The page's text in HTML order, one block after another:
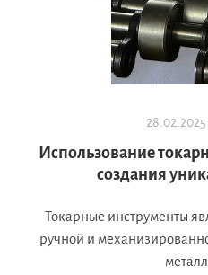
Использование
создания
Токарные инструменты
ручной и